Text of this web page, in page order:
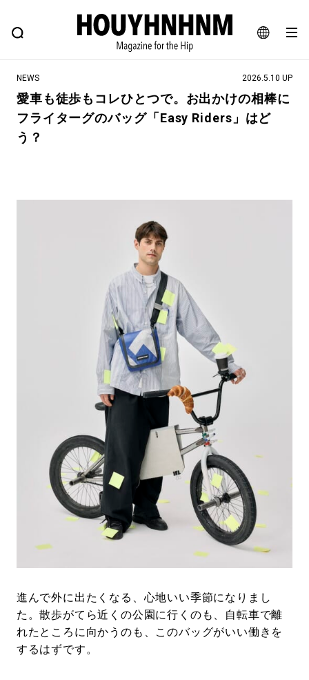
JA
EN
FEATURE BLOG SNAP
ヒップなファッション、カルチャー、ライフスタイルWEBマガジン
#注目のタグ
#NEW VINTAGE #マイナーグッド図鑑
#MONTHLY JOURNAL
#フイナムのYouTube
#FOCUS IT
#FASHION #MUSIC
#SNEAKER #OUTDOOR
#HANDSOME HANDBOOK
NEWS 2026.5.10 UP
愛車も徒歩もコレひとつで。お出かけの相棒に
フライターグのバッグ「Easy Riders」はど
う？
進んで外に出たくなる、心地いい季節になりまし
た。散歩がてら近くの公園に行くのも、自転車で離
れたところに向かうのも、このバッグがいい働きを
するはずです。